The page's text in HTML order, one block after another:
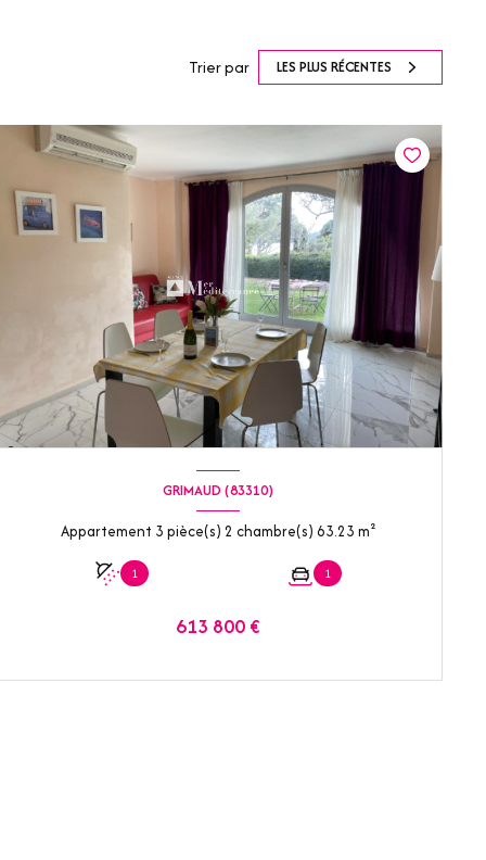
Trier par LES PLUS RÉCENTES
GRIMAUD (83310)
Appartement 3 pièce(s) 2 chambre(s) 63.23 m²
1 1
613 800 €
VOIR LE BIEN